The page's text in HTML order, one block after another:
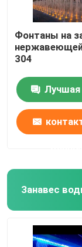
Фонтаны на
304
Лучшая
Занавес